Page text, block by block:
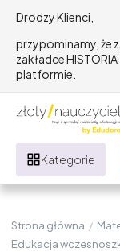
Drodzy Klienci,
przypominamy, że
zakładce
platformie.
Kategorie
Strona główna /
Edukacja